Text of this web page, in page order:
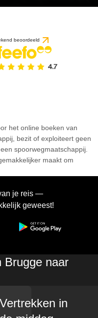
beoordeeld
het online boeken van
bezit of exploiteert geen
spoorwegmaatschappij.
maakt om
je reis —
geweest!
Brugge naar
Vertrekken in